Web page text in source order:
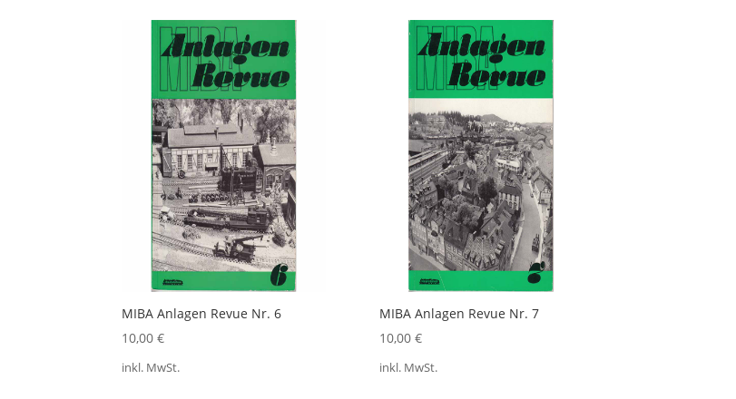
MIBA Anlagen Revue Nr. 6
10,00€
inkl. MwSt.
MIBA Anlagen Revue Nr. 7
10,00 €
inkl. MwSt.